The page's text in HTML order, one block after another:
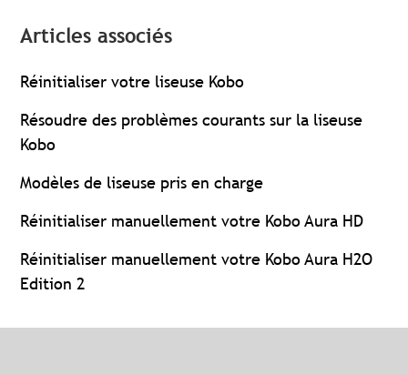
Articles associés
Réinitialiser votre liseuse Kobo
Résoudre des problèmes courants sur la liseuse
Kobo
Modèles de liseuse pris en charge
Réinitialiser manuellement votre Kobo Aura HD
Réinitialiser manuellement votre Kobo Aura H2O
Edition 2